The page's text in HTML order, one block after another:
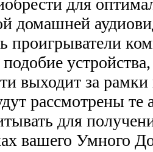
для
домашней
проигрыватели
выходит за
рассмотрены
для
вашего Умного